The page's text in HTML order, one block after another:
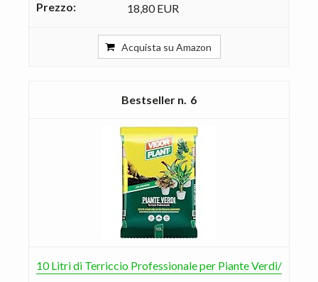
18,80 EUR
Acquista su Amazon
6
10 Litri di Terriccio Professionale per Piante Verdi/